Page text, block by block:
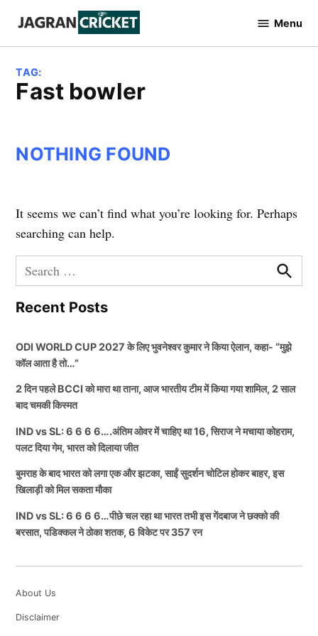
content
Cricket
Menu
TAG:
fast bowler
NOTHING FOUND
It seems we can’t find what you’re looking for. Perhaps
searching can help.
Search
for:
Search
Recent Posts
ODI WORLD CUP 2027 के लिए भुवनेश्वर कुमार ने किया ऐलान, कहा- “मुझे
कॉल आता है तो…”
2 दिन पहले BCCI को मारा था ताना, आज भारतीय टीम में किया गया शामिल, 2 साल
बाद चमकी किस्मत
IND vs SL: 6 6 6 6….अंतिम ओवर में चाहिए था 16, सिराज ने मचाया कोहराम,
पलट दिया गेम, भारत को दिलाया जीत
बुमराह के बाद भारत को लगा एक और झटका, साईं सुदर्शन चोटिल होकर बाहर, इस
खिलाड़ी को मिल सकता मौका
IND vs SL: 6 6 6 6…पीछे चल रहा था भारत तभी इस गेंदबाज ने छक्को की
बरसात, पडिक्कल ने ठोका शतक, 6 विकेट पर 357 रन
About Us
Disclaimer